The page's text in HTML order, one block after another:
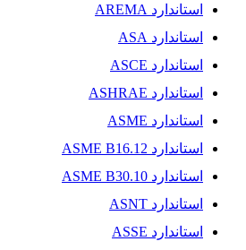
استاندارد AREMA
استاندارد ASA
استاندارد ASCE
استاندارد ASHRAE
استاندارد ASME
استاندارد ASME B16.12
استاندارد ASME B30.10
استاندارد ASNT
استاندارد ASSE